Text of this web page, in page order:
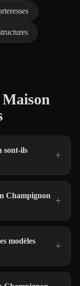
Maison
sont-ils
Champignon
modèles